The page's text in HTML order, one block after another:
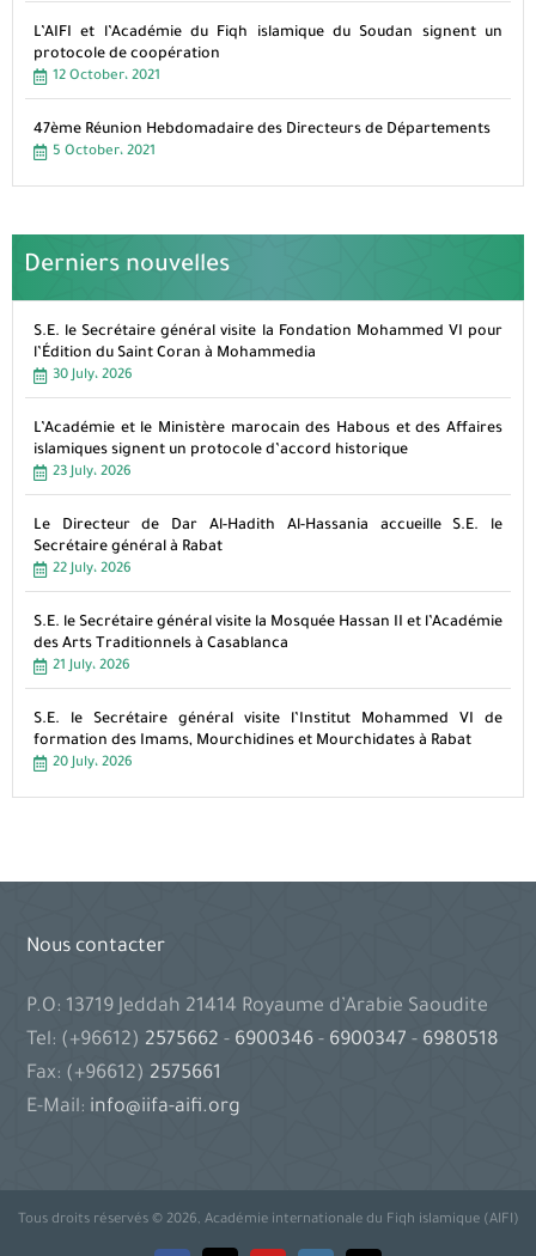
L’AIFI et l’Académie du Fiqh islamique du Soudan signent un
protocole de coopération
12 October، 2021
47ème Réunion Hebdomadaire des Directeurs de Départements
5 October، 2021
Derniers nouvelles
S.E. le Secrétaire général visite la Fondation Mohammed VI pour
l’Édition du Saint Coran à Mohammedia
30 July، 2026
L’Académie et le Ministère marocain des Habous et des Affaires
islamiques signent un protocole d’accord historique
23 July، 2026
Le Directeur de Dar Al-Hadith Al-Hassania accueille S.E. le
Secrétaire général à Rabat
22 July، 2026
S.E. le Secrétaire général visite la Mosquée Hassan II et l’Académie
des Arts Traditionnels à Casablanca
21 July، 2026
S.E. le Secrétaire général visite l’Institut Mohammed VI de
formation des Imams, Mourchidines et Mourchidates à Rabat
20 July، 2026
Nous contacter
P.O: 13719 Jeddah 21414 Royaume d’Arabie Saoudite
Tel: (+96612) 2575662- 6900346- 6900347- 6980518
Fax: (+96612) 2575661
E-Mail: info@iifa-aifi.org
Tous droits réservés © 2026, Académie internationale du Fiqh islamique (AIFI)